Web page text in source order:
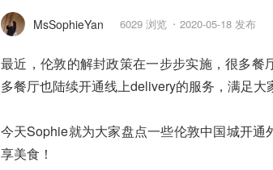
MsSophieYan 6029 浏览 2020-05-18 发布
最近，伦敦的解封政策在一步步实施，很多
多餐厅也陆续开通线上delivery的服务，满足大
今天Sophie就为大家盘点一些伦敦中国城开
享美食！